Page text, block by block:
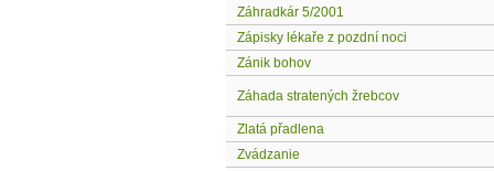
Záhradkár 5/2001
Zápisky lékaře z pozdní noci
Zánik bohov
Záhada stratených žrebcov
Zlatá přadlena
Zvádzanie